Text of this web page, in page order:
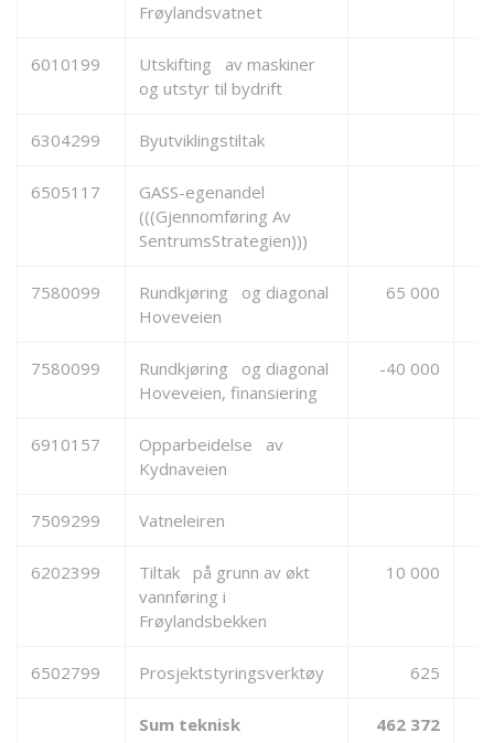
Frøylandsvatnet
6010199
Utskifting av maskiner
og utstyr til bydrift
6304299 Byutviklingstiltak
6505117
GASS-egenandel
(((Gjennomføring Av
SentrumsStrategien)))
7580099
Rundkjøring og diagonal
Hoveveien
65 000
7580099
Rundkjøring og diagonal
Hoveveien, finansiering
-40 000
6910157
Opparbeidelse av
Kydnaveien
7509299 Vatneleiren
6202399
Tiltak på grunn av økt
vannføring i
Frøylandsbekken
10 000
6502799 Prosjektstyringsverktøy 625
Sum teknisk 462 372